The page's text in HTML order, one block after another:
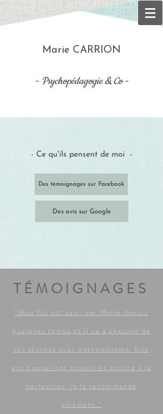
Marie CARRION
- Psychopédagogie & Co -
- Ce qu'ils pensent de moi -
Des témoignages sur Facebook
Des avis sur Google
TÉMOIGNAGES
“Mon fils est suivi par Marie depuis
quelques temps et il va à chacune de
ses séances avec enthousiasme. Elle
est d'excellent conseil et écoute à la
perfection, je la recommande
vivement."